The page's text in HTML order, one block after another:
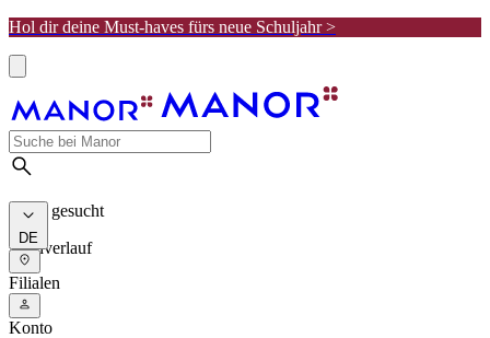
Hol dir deine Must-haves fürs neue Schuljahr >
Meist gesucht
Suchverlauf
DE
Filialen
Konto